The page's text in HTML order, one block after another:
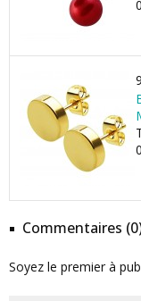
Commentaires
Soyez le premier à